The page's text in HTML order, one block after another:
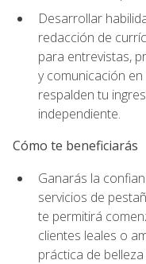
Desarrollar
redacción de
para entrevistas,
y comunicación
respalden tu
independiente.
Cómo te beneficiarás
Ganarás la
servicios de
te permitirá
clientes leales o
práctica de